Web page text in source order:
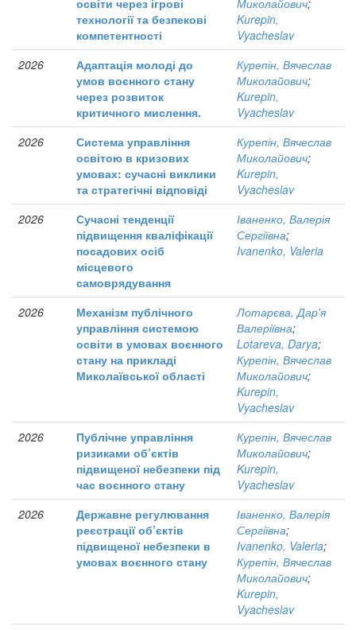
освіти через ігрові
технології та безпекові
компетентності
Миколайович;
Kurepin,
Vyacheslav
2026
Адаптація молоді до
умов воєнного стану
через розвиток
критичного мислення.
Курепін, Вячеслав
Миколайович;
Kurepin,
Vyacheslav
2026
Система управління
освітою в кризових
умовах: сучасні виклики
та стратегічні відповіді
Курепін, Вячеслав
Миколайович;
Kurepin,
Vyacheslav
2026
Сучасні тенденції
підвищення кваліфікації
посадових осіб
місцевого
самоврядування
Іваненко, Валерія
Сергіївна;
Ivanenko, Valeria
2026
Механізм публічного
управління системою
освіти в умовах воєнного
стану на прикладі
Миколаївської області
Лотарєва, Дар'я
Валеріївна;
Lotareva, Darya;
Курепін, Вячеслав
Миколайович;
Kurepin,
Vyacheslav
2026
Публічне управління
ризиками об’єктів
підвищеної небезпеки під
час воєнного стану
Курепін, Вячеслав
Миколайович;
Kurepin,
Vyacheslav
2026
Державне регулювання
реєстрації об’єктів
підвищеної небезпеки в
умовах воєнного стану
Іваненко, Валерія
Сергіївна;
Ivanenko, Valeria;
Курепін, Вячеслав
Миколайович;
Kurepin,
Vyacheslav